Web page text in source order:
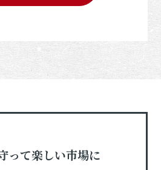
って楽しい市場に